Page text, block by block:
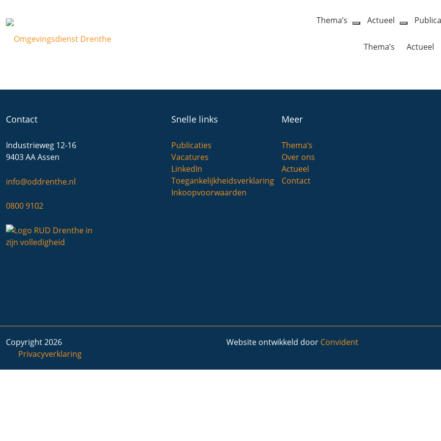
Thema’s
menu
Actueel
menu
Thema’s Actueel
Contact
Industrieweg 12-16
9403 AA Assen
info@oddrenthe.nl
0800 9102
Snelle links
Publicaties
Vacatures
LinkedIn
Toegankelijkheidsverklaring
Inkoopvoorwaarden
Meer
Thema’s
Over ons
Actueel
Contact
Copyright 2026
Privacyverklaring
Website ontwikkeld door Convident